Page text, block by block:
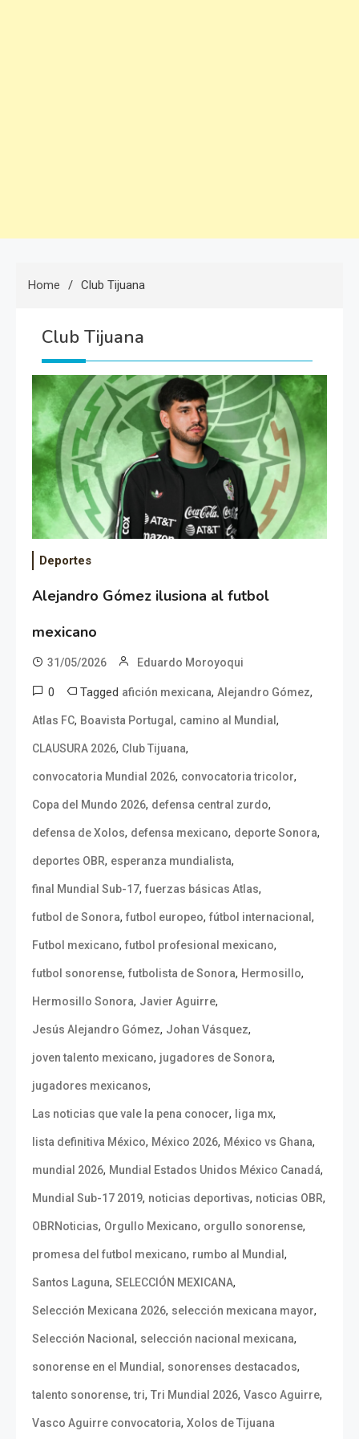
Home Club Tijuana
Club Tijuana
Deportes
Alejandro Gómez ilusiona al futbol
mexicano
31/05/2026 Eduardo Moroyoqui
0 Tagged afición mexicana, Alejandro Gómez,
Atlas FC, Boavista Portugal , camino al Mundial ,
CLAUSURA 2026, Club Tijuana,
convocatoria Mundial 2026, convocatoria tricolor,
Copa del Mundo 2026, defensa central zurdo,
defensa de Xolos, defensa mexicano, deporte Sonora,
deportes OBR, esperanza mundialista,
final Mundial Sub-17, fuerzas básicas Atlas,
futbol de Sonora, futbol europeo, fútbol internacional ,
Futbol mexicano, futbol profesional mexicano,
futbol sonorense, futbolista de Sonora, Hermosillo,
Hermosillo Sonora, Javier Aguirre,
Jesús Alejandro Gómez, Johan Vásquez,
joven talento mexicano, jugadores de Sonora,
jugadores mexicanos,
Las noticias que vale la pena conocer, liga mx,
lista definitiva México, México 2026, México vs Ghana,
mundial 2026, Mundial Estados Unidos México Canadá,
Mundial Sub-17 2019, noticias deportivas, noticias OBR,
OBRNoticias, Orgullo Mexicano, orgullo sonorense,
promesa del futbol mexicano, rumbo al Mundial ,
Santos Laguna, SELECCIÓN MEXICANA,
Selección Mexicana 2026, selección mexicana mayor,
Selección Nacional , selección nacional mexicana,
sonorense en el Mundial , sonorenses destacados,
talento sonorense,tri, Tri Mundial 2026, Vasco Aguirre,
Vasco Aguirre convocatoria, Xolos de Tijuana